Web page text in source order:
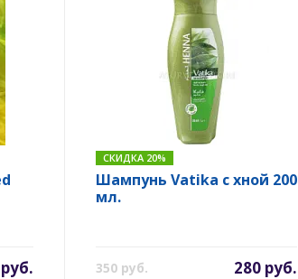
СКИДКА 20%
Шампунь Vatika с хной 200
мл.
350 руб. 280 руб.